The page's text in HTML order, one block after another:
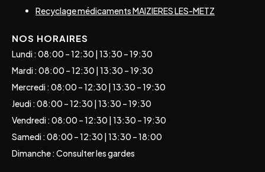
Recyclage médicaments MAIZIERES LES-METZ
NOS HORAIRES
Lundi : 08:00 – 12:30 | 13:30 – 19:30
Mardi : 08:00 – 12:30 | 13:30 – 19:30
Mercredi : 08:00 – 12:30 | 13:30 – 19:30
Jeudi : 08:00 – 12:30 | 13:30 – 19:30
Vendredi : 08:00 – 12:30 | 13:30 – 19:30
Samedi : 08:00 – 12:30 | 13:30 – 18:00
Dimanche : Consulter les gardes